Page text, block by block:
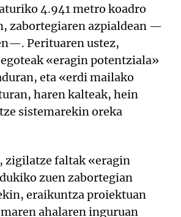
4.941 metro koadro
zabortegiaren azpialdean —
Perituaren ustez,
«eragin potentziala»
eta «erdi mailako
haren kalteak, hein
sistemarekin oreka
zigilatze faltak «eragin
zuen zabortegian
eraikuntza proiektuan
ahalaren inguruan